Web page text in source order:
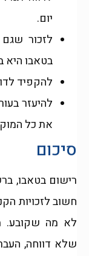
יום.
לזכור
בטאבו היא
להקפיד
להיעזר
את כל
סיכום
רישום בטאבו,
חשוב לזכויות
לא מה שקובע.
שלא דווחה,